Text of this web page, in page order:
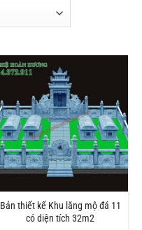
Bản thiết kế Khu lăng mộ đá 11
có diện tích 32m2